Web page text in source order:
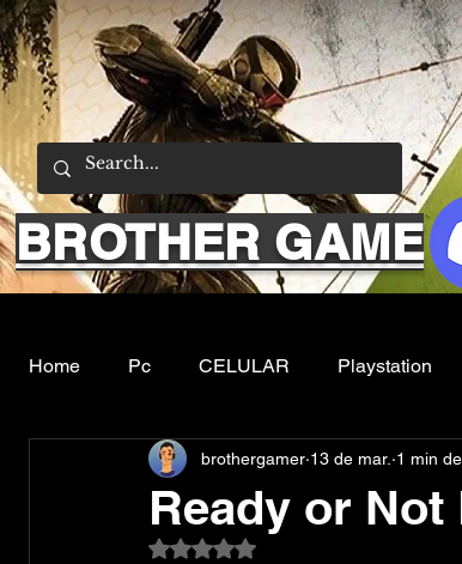
BROTHER GAME
Home Pc CELULAR Playstation
Emuladores Sobre nos Filmes e
Ready or
brothergamer 13 de mar. 1 min
Avaliado com NaN de 5 estrelas.